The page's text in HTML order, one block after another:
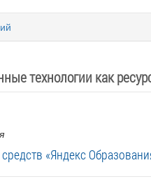
технологии как
«Яндекс